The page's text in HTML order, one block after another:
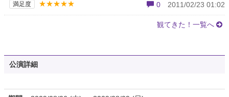
満足度 ★★★★★ 0 2011/02/23 01:02
観てきた！一覧へ
公演詳細